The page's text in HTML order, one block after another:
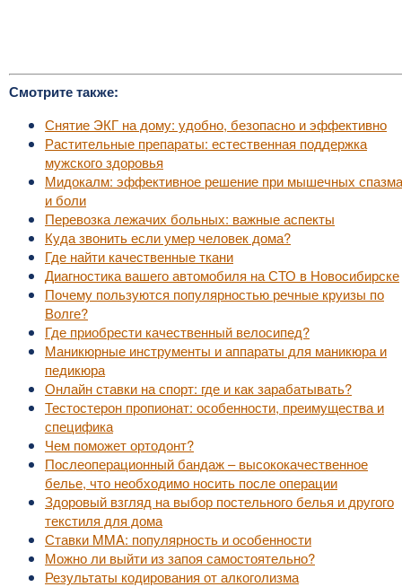
Смотрите также:
Снятие ЭКГ на дому: удобно, безопасно и эффективно
Растительные препараты: естественная поддержка
мужского здоровья
Мидокалм: эффективное решение при мышечных
и боли
Перевозка лежачих больных: важные аспекты
Куда звонить если умер человек дома?
Где найти качественные ткани
Диагностика вашего автомобиля на СТО в Новосибирске
Почему пользуются популярностью речные круизы по
Волге?
Где приобрести качественный велосипед?
Маникюрные инструменты и аппараты для маникюра и
педикюра
Онлайн ставки на спорт: где и как зарабатывать?
Тестостерон пропионат: особенности, преимущества и
специфика
Чем поможет ортодонт?
Послеоперационный бандаж – высококачественное
белье, что необходимо носить после операции
Здоровый взгляд на выбор постельного белья и другого
текстиля для дома
Ставки MMA: популярность и особенности
Можно ли выйти из запоя самостоятельно?
Результаты кодирования от алкоголизма